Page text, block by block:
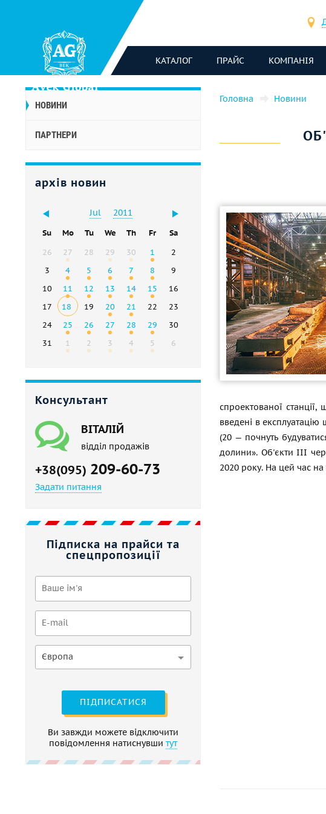
КАТАЛОГ ПРАЙС КОМПАНІЯ
НОВИНИ
ПАРТНЕРИ
архів новин
Jul 2011
Su Mo Tu We Th Fr
Sa
26
27 28 29 30 1
2
3
4 5 6 7 8
9
10
11 12 13 14 15
16
17
18 19 20 21 22
23
24
25 26 27 28 29
30
31
1 2 3 4 5 6
Консультант
ВІТАЛІЙ
відділ продажів
+38(095) 209-60-73
Задати питання
Підписка на прайси та
спецпропозиції
Європа
ПІДПИСАТИСЯ
Ви завжди можете відключити
повідомлення натиснувши тут
Головна Новини
спроектованої
введені в
(20 — почнуть
долини». Об'єкти III
2020 року. На цей час на